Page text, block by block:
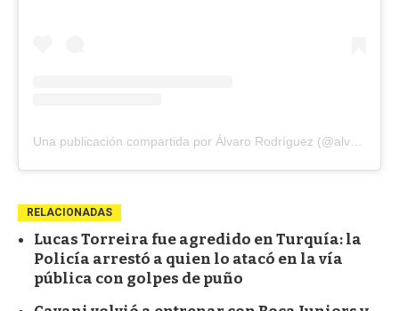
RELACIONADAS
Lucas Torreira fue agredido en Turquía: la
Policía arrestó a quien lo atacó en la vía
pública con golpes de puño